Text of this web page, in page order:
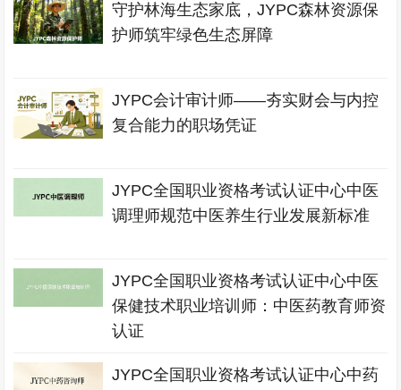
守护林海生态家底，JYPC森林资源保
护师筑牢绿色生态屏障
JYPC会计审计师——夯实财会与内控
复合能力的职场凭证
JYPC全国职业资格考试认证中心中医
调理师规范中医养生行业发展新标准
JYPC全国职业资格考试认证中心中医
保健技术职业培训师：中医药教育师资
认证
JYPC全国职业资格考试认证中心中药